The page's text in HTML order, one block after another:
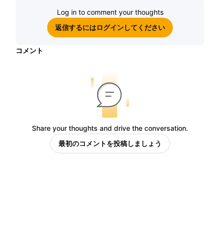
Log in to comment your thoughts
返信するにはログインしてください
コメント
Share your thoughts and drive the conversation.
最初のコメントを投稿しましょう